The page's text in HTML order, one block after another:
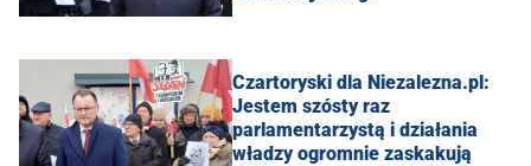
Czartoryski dla Niezalezna.pl:
Jestem szósty raz
parlamentarzystą i działania
władzy ogromnie zaskakują